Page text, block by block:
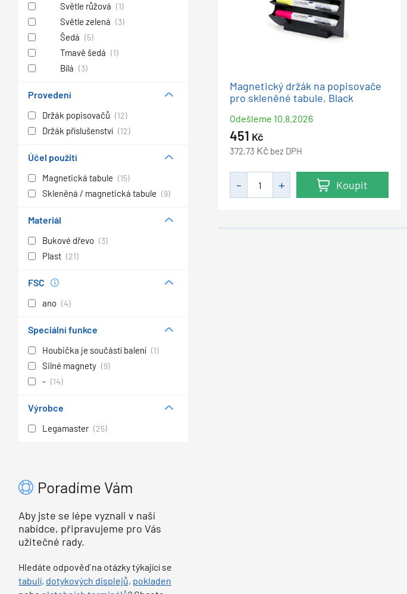
Světle růžová (1)
Světle zelená (3)
Šedá (5)
Tmavě šedá (1)
Bílá (3)
Provedení
Držák popisovačů (12)
Držák příslušenství (12)
Účel použití
Magnetická tabule (15)
Skleněná / magnetická tabule (9)
Materiál
Bukové dřevo (3)
Plast (21)
FSC
ano (4)
Speciální funkce
Houbička je součástí balení (1)
Silné magnety (9)
- (14)
Výrobce
Legamaster (25)
Poradíme Vám
Aby jste se lépe vyznali v naší
nabídce, připravujeme pro Vás
užitečné rady.
Hledáte odpověď na otázky týkající se
tabulí, dotykových displejů, pokladen
Magnetický držák na popisovače
pro skleněné tabule, Black
Odešleme 10.8.2026
451 Kč
372,73 Kč bez DPH
Koupit